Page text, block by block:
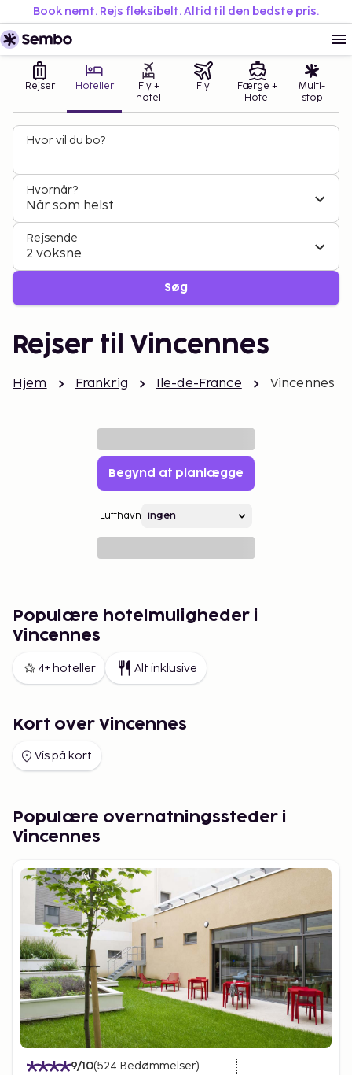
Book nemt. Rejs fleksibelt. Altid til den bedste pris.
Rejser Hoteller
Fly +
hotel
Fly
Færge +
Hotel
Multi-
stop
Hvor vil du bo?
Hvornår?
Når som helst
Rejsende
2 voksne
Søg
Rejser til Vincennes
Hjem Frankrig Ile-de-France Vincennes
Begynd at planlægge
Lufthavn
Populære hotelmuligheder i
Vincennes
4+ hoteller Alt inklusive
Kort over Vincennes
Vis på kort
Populære overnatningssteder i
Vincennes
9/10(524 Bedømmelser)